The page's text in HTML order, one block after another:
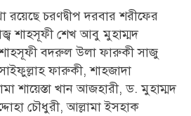
চরণদ্বীপ দরবার শরীফের
শাহসূফী শেখ আবু মুহাম্মদ
বদরুল উলা ফারুকী সাজু
ফারুকী, শাহজাদা
শায়েস্তা খান আজহারী, ড. মুহাম্মদ
চৌধুরী, আল্লামা ইসহাক